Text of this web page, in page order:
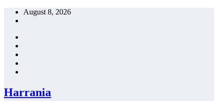
Skip
August 8, 2026
Harrania